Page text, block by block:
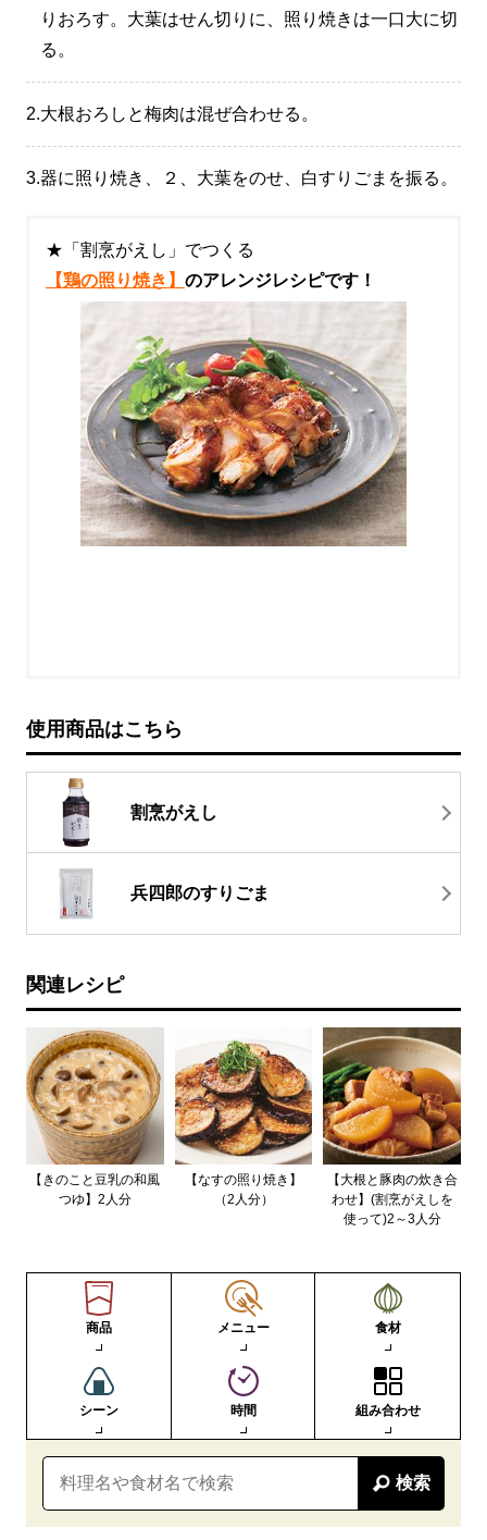
りおろす。大葉はせん切りに、照り焼きは一口大に切
る。
2.大根おろしと梅肉は混ぜ合わせる。
3.器に照り焼き、２、大葉をのせ、白すりごまを振る。
★「割烹がえし」でつくる
【鶏の照 り焼き】 のアレンジレシピです！
使用商品はこちら
割烹がえし
兵四郎のすりごま
関連レシピ
【きのこと豆乳の和風
つゆ】2人分
【なすの照り焼き】
（2人分）
【大根と豚肉の炊き合
わせ】(割烹がえしを
使って)2～3人分
商品 メニュー 食材
シーン 時間 組み合わせ
検索